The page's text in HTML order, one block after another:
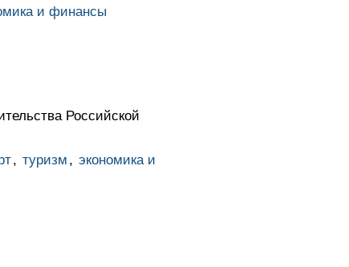
и финансы
Российской
, туризм , экономика и